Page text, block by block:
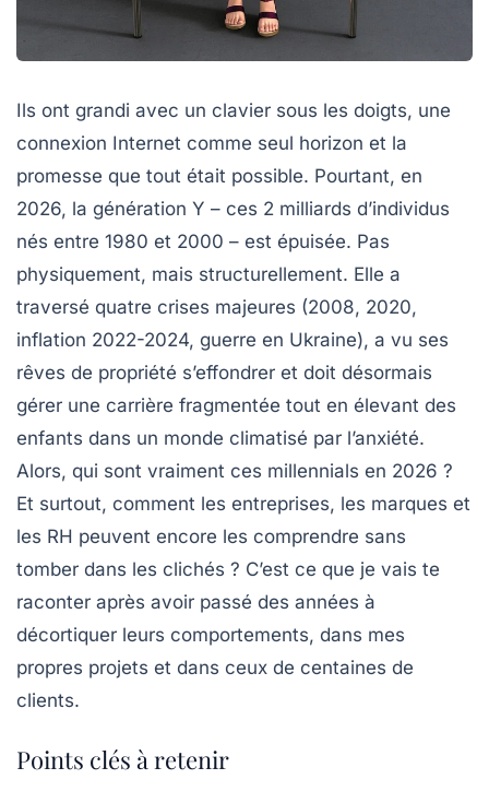
Ils ont grandi avec un clavier sous les doigts, une
connexion Internet comme seul horizon et la
promesse que tout était possible. Pourtant, en
2026, la génération Y – ces 2 milliards d’individus
nés entre 1980 et 2000 – est épuisée. Pas
physiquement, mais structurellement. Elle a
traversé quatre crises majeures (2008, 2020,
inflation 2022-2024, guerre en Ukraine), a vu ses
rêves de propriété s’effondrer et doit désormais
gérer une carrière fragmentée tout en élevant des
enfants dans un monde climatisé par l’anxiété.
Alors, qui sont vraiment ces millennials en 2026 ?
Et surtout, comment les entreprises, les marques et
les RH peuvent encore les comprendre sans
tomber dans les clichés ? C’est ce que je vais te
raconter après avoir passé des années à
décortiquer leurs comportements, dans mes
propres projets et dans ceux de centaines de
clients.
Points clés à retenir